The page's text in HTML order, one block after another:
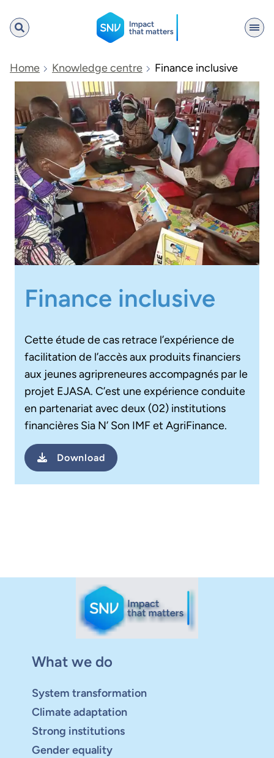
SNV
Search
Home Knowledge centre Finance inclusive
Finance inclusive
Cette étude de cas retrace l’expérience de
facilitation de l’accès aux produits financiers
aux jeunes agripreneures accompagnés par le
projet EJASA. C’est une expérience conduite
en partenariat avec deux (02) institutions
financières Sia N’ Son IMF et AgriFinance.
Download
What we do
System transformation
Climate adaptation
Strong institutions
Gender equality